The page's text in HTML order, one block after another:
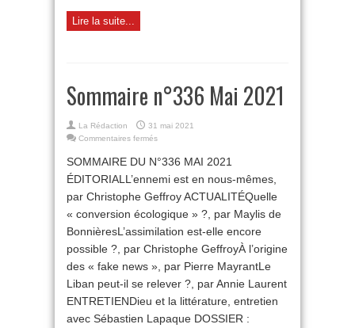
Lire la suite...
Sommaire n°336 Mai 2021
La Rédaction
31 mai 2021
Commentaires fermés
n°336
Mai
SOMMAIRE DU N°336 MAI 2021
ÉDITORIALL’ennemi est en nous-mêmes,
par Christophe Geffroy ACTUALITÉQuelle
« conversion écologique » ?, par Maylis de
BonnièresL’assimilation est-elle encore
possible ?, par Christophe GeffroyÀ l’origine
des « fake news », par Pierre MayrantLe
Liban peut-il se relever ?, par Annie Laurent
ENTRETIENDieu et la littérature, entretien
avec Sébastien Lapaque DOSSIER :